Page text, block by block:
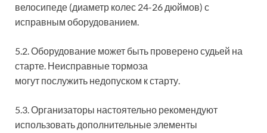
велосипеде (диаметр колес 24-26 дюймов) с
исправным оборудованием.
5.2. Оборудование может быть проверено судьей на
старте. Неисправные тормоза
могут послужить недопуском к старту.
5.3. Организаторы настоятельно рекомендуют
использовать дополнительные элементы